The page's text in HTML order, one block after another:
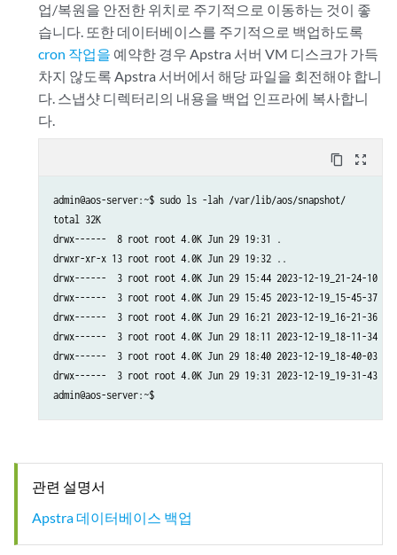
/var/lib/aos/db/_AosAuth-00000000656e68a9-0007cb45-log-valid
/var/lib/aos/db/_Auth-000000006553e3a7-0000be2f-log
/var/lib/aos/db/_Main-000000006553e3aa-00052829-log-valid
/var/lib/aos/db/_AosAuth-00000000656e68a9-0007cb45-checkpoint
/var/lib/aos/db/_Central-00000000656e68b4-0002ce01-checkpoint-
/var/lib/aos/db/_Auth-000000006553e3a7-0000be2f-checkpoint-valid
/var/lib/aos/db/_Metadb-00000000656e68a9-000c719b-checkpoint
/var/lib/aos/db/_AosAuth-00000000656e68a9-0007cb45-log
/var/lib/aos/db/_AosController-00000000656e68b9-000bbbf0-
/var/lib/aos/db/_Auth-00000000656e68be-000eacab-checkpoint
/var/lib/aos/db/_Metadb-00000000656e68a9-000c719b-checkpoint-
/var/lib/aos/db/_Auth-00000000656e68be-000eacab-checkpoint-valid
/var/lib/aos/db/_AosController-00000000656e68b9-000bbbf0-log-
/var/lib/aos/db/_AosSysdb-00000000656e68aa-0000ee5d-checkpoint-
/var/lib/aos/db/_AosAuth-00000000656e68a9-0007cb45-checkpoint-
/var/lib/aos/db/_Central-000000006553e3a5-00064668-checkpoint
/var/lib/aos/db/_Main-00000000656e68c2-000bc9e4-log-valid
/var/lib/aos/anomaly/
/var/lib/aos/anomaly/_Anomaly-000000006553e3a7-0004794b-log-
/var/lib/aos/anomaly/_Anomaly-00000000650916f3-000e3d9b-log
/var/lib/aos/anomaly/_Anomaly-00000000656e68bf-0006052e-log-
업/복원을 안전한 위치로 주기적으로 이동하는 것이 좋
습니다. 또한 데이터베이스를 주기적으로 백업하도록
cron 작업을 예약한 경우 Apstra 서버 VM 디스크가 가득
차지 않도록 Apstra 서버에서 해당 파일을 회전해야 합니
다. 스냅샷 디렉터리의 내용을 백업 인프라에 복사합니
다.
content_copy zoom_out_map
admin@aos-server:~$ sudo ls -lah /var/lib/aos/snapshot/
total 32K
drwx------  8 root root 4.0K Jun 29 19:31 .
drwxr-xr-x 13 root root 4.0K Jun 29 19:32 ..
drwx------  3 root root 4.0K Jun 29 15:44 2023-12-19_21-24-10
drwx------  3 root root 4.0K Jun 29 15:45 2023-12-19_15-45-37
drwx------  3 root root 4.0K Jun 29 16:21 2023-12-19_16-21-36
drwx------  3 root root 4.0K Jun 29 18:11 2023-12-19_18-11-34
drwx------  3 root root 4.0K Jun 29 18:40 2023-12-19_18-40-03
drwx------  3 root root 4.0K Jun 29 19:31 2023-12-19_19-31-43
admin@aos-server:~$
관련 설명서
Apstra 데이터베이스 백업